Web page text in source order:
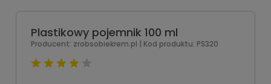
Plastikowy pojemnik 100 ml
Producent: zrobsobiekrem.pl | Kod produktu: PS320